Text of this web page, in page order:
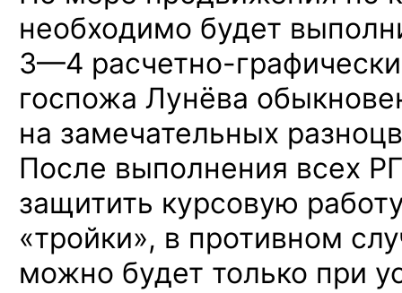
необходимо будет
3—4 расчетно-
госпожа Лунёва
на замечательных
После выполнения всех
защитить курсовую
«тройки», в противном
можно будет только при